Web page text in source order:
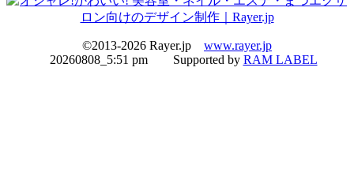
©2013-2026 Rayer.jp www.rayer.jp
20260808_5:51 pm Supported by RAM LABEL